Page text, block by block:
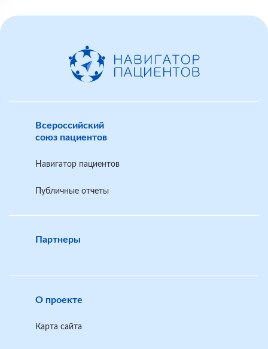
Всероссийский
союз пациентов
Навигатор пациентов
Публичные отчеты
Партнеры
О проекте
Карта сайта